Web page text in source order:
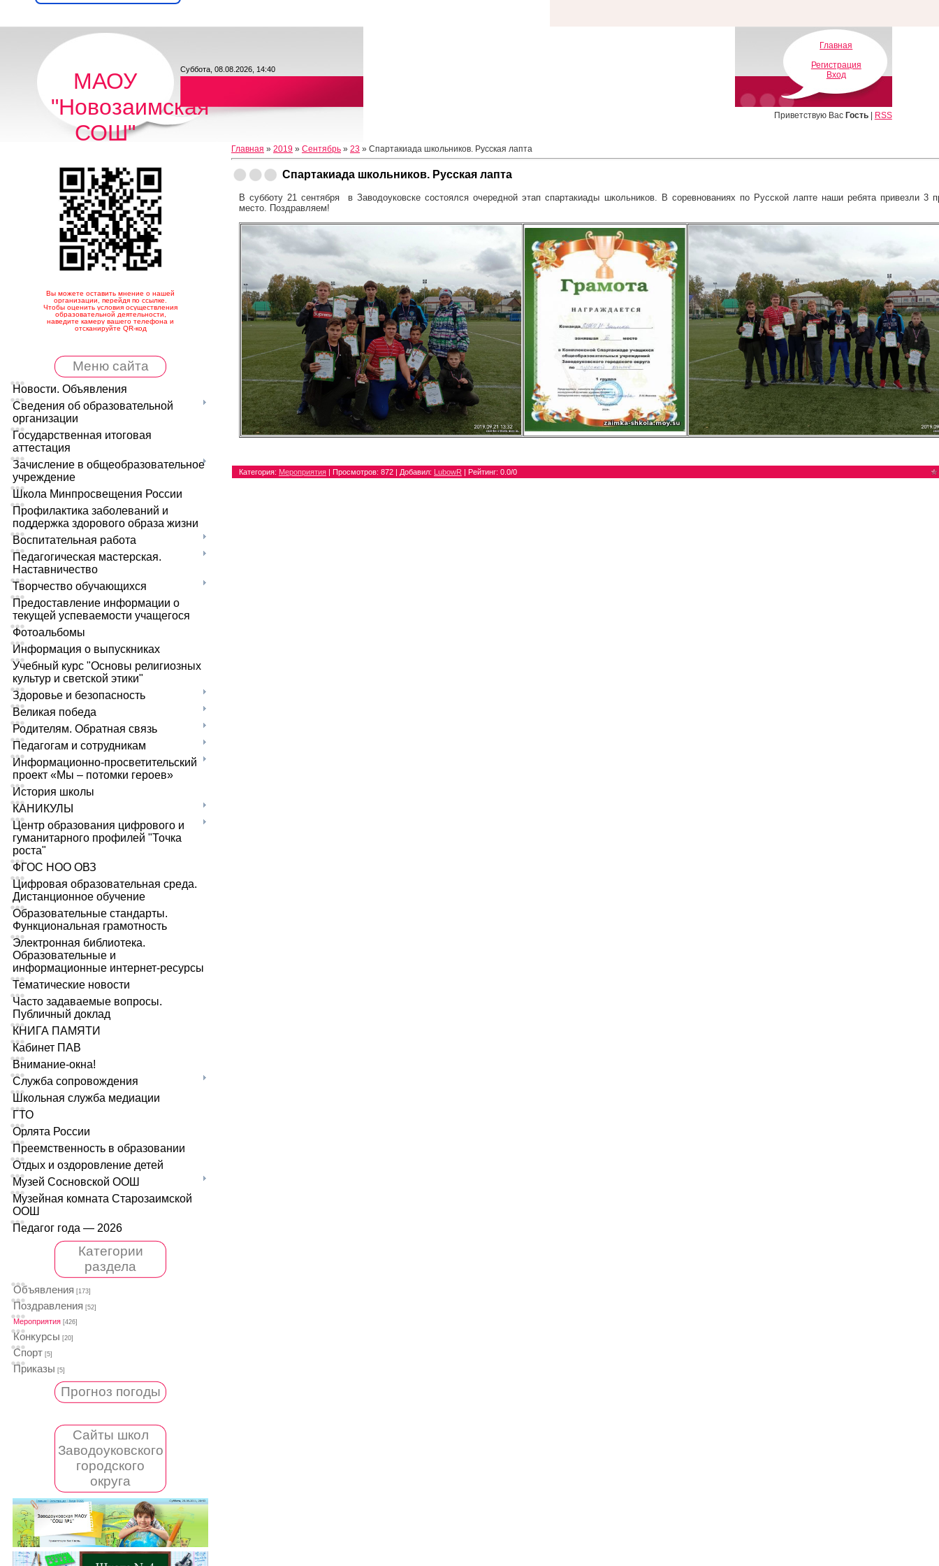
МАОУ
"Новозаимская
СОШ"
Суббота, 08.08.2026, 14:40
Главная
Регистрация
Вход
Приветствую Вас Гость| RSS
Вы можете оставить мнение о нашей
организации, перейдя по ссылке.
Чтобы оценить условия осуществления
образовательной деятельности,
наведите камеру вашего телефона и
отсканируйте QR-код
Меню сайта
Новости. Объявления
Сведения об образовательной
организации
Государственная итоговая
аттестация
Зачисление в общеобразовательное
учреждение
Школа Минпросвещения России
Профилактика заболеваний и
поддержка здорового образа жизни
Воспитательная работа
Педагогическая мастерская.
Наставничество
Творчество обучающихся
Предоставление информации о
текущей успеваемости учащегося
Фотоальбомы
Информация о выпускниках
Учебный курс "Основы религиозных
культур и светской этики"
Здоровье и безопасность
Великая победа
Родителям. Обратная связь
Педагогам и сотрудникам
Информационно-просветительский
проект «Мы – потомки героев»
История школы
КАНИКУЛЫ
Центр образования цифрового и
гуманитарного профилей "Точка
роста"
ФГОС НОО ОВЗ
Цифровая образовательная среда.
Дистанционное обучение
Образовательные стандарты.
Функциональная грамотность
Электронная библиотека.
Образовательные и
информационные интернет-ресурсы
Тематические новости
Часто задаваемые вопросы.
Публичный доклад
КНИГА ПАМЯТИ
Кабинет ПАВ
Внимание-окна!
Служба сопровождения
Школьная служба медиации
ГТО
Орлята России
Преемственность в образовании
Отдых и оздоровление детей
Музей Сосновской ООШ
Музейная комната Старозаимской
ООШ
Педагог года — 2026
Категории
раздела
Объявления [173]
Поздравления [52]
Мероприятия [426]
Конкурсы [20]
Спорт [5]
Приказы [5]
Прогноз погоды
Сайты школ
Заводоуковского
городского
округа
Главная » 2019 » Сентябрь » 23 » Спартакиада школьников. Русская лапта
Спартакиада школьников. Русская лапта
В субботу 21 сентября в Заводоуковске состоялся очередной этап спартакиады школьников. В соревнованиях по Русской лапте наши ребята привезли 3
место. Поздравляем!
Категория: Мероприятия | Просмотров: 872 | Добавил: LubowR | Рейтинг: 0.0/0